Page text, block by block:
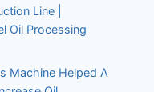
Line |
Oil Processing
Machine Helped A